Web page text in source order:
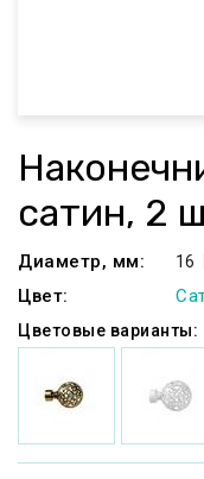
сатин, 2
Диаметр, мм: 16
Цвет:
Цветовые варианты: